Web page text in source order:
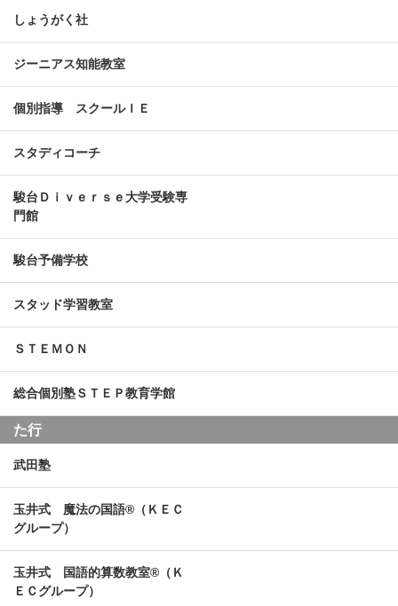
しょうがく社
ジーニアス知能教室
個別指導 スクールＩＥ
スタディコーチ
駿台Ｄｉｖｅｒｓｅ大学受験専
門館
駿台予備学校
スタッド学習教室
ＳＴＥＭＯＮ
総合個別塾ＳＴＥＰ教育学館
た行
武田塾
玉井式 魔法の国語®（ＫＥＣ
グループ）
玉井式 国語的算数教室®（Ｋ
ＥＣグループ）